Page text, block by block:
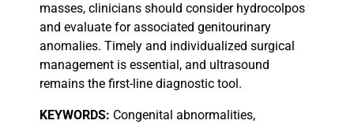
masses, clinicians should consider hydrocolpos
and evaluate for associated genitourinary
anomalies. Timely and individualized surgical
management is essential, and ultrasound
remains the first-line diagnostic tool.
KEYWORDS: Congenital abnormalities,